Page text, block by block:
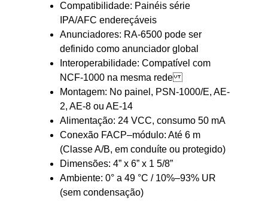
Compatibilidade: Painéis série
IPA/AFC endereçáveis
Anunciadores: RA-6500 pode ser
definido como anunciador global
Interoperabilidade: Compatível com
NCF-1000 na mesma rede
Montagem: No painel, PSN-1000/E, AE-
2, AE-8 ou AE-14
Alimentação: 24 VCC, consumo 50 mA
Conexão FACP–módulo: Até 6 m
(Classe A/B, em conduíte ou protegido)
Dimensões: 4” x 6” x 1 5/8”
Ambiente: 0° a 49 °C / 10%–93% UR
(sem condensação)